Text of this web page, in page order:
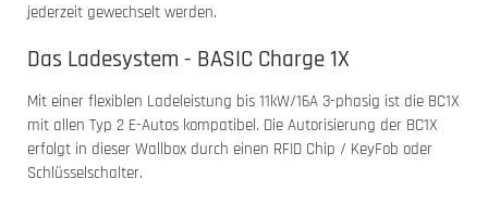
jederzeit gewechselt werden.
Das Ladesystem - BASIC Charge 1X
Mit einer flexiblen Ladeleistung bis 11kW/16A 3-phasig ist die BC1X
mit allen Typ 2 E-Autos kompatibel. Die Autorisierung der BC1X
erfolgt in dieser Wallbox durch einen RFID Chip / KeyFob oder
Schlüsselschalter.